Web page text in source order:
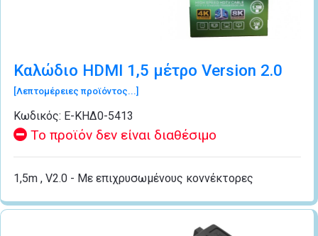
Καλώδιο HDMI 1,5 μέτρo Version 2.0
[Λεπτομέρειες προϊόντος...]
Κωδικός: Ε-ΚΗΔ0-5413
Το προϊόν δεν είναι διαθέσιμο
1,5m , V2.0 - Με επιχρυσωμένους κοννέκτορες